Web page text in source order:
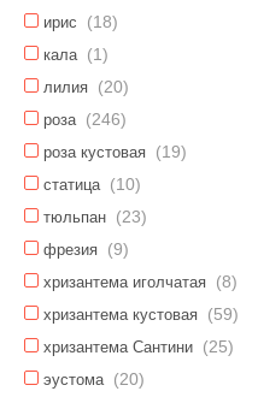
ирис (18)
кала (1)
лилия (20)
роза (246)
роза кустовая (19)
статица (10)
тюльпан (23)
фрезия (9)
хризантема иголчатая (8)
хризантема кустовая (59)
хризантема Сантини (25)
эустома (20)